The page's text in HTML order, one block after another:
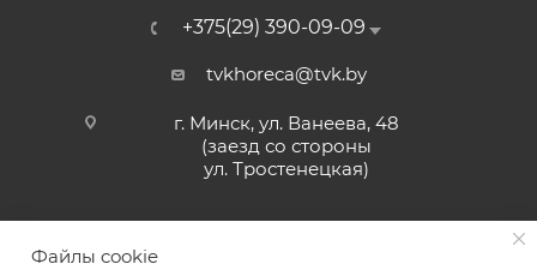
+375(29) 390-09-09
tvkhoreca@tvk.by
г. Минск, ул. Ванеева, 48
(заезд со стороны
ул. Тростенецкая)
Файлы cookie